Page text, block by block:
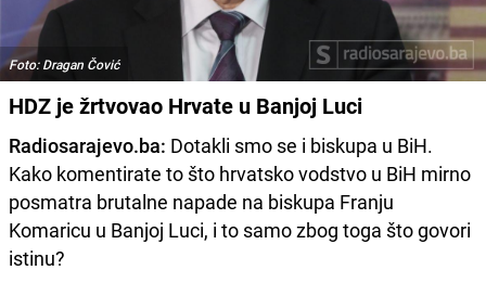
Foto: Dragan Čović
HDZ je žrtvovao Hrvate u Banjoj Luci
Radiosarajevo.ba: Dotakli smo se i biskupa u BiH.
Kako komentirate to što hrvatsko vodstvo u BiH mirno
posmatra brutalne napade na biskupa Franju
Komaricu u Banjoj Luci, i to samo zbog toga što govori
istinu?